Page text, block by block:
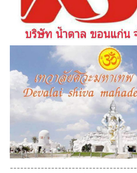
-------------------------------------